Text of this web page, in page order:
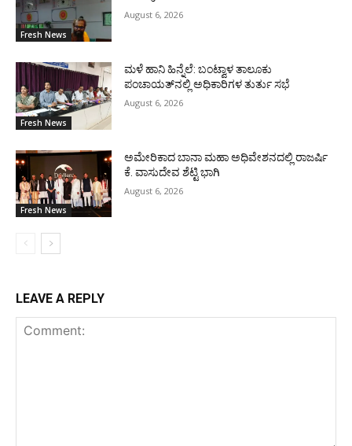
Fresh News
August 6, 2026
Fresh News
ಮಳೆ ಹಾನಿ ಹಿನ್ನೆಲೆ: ಬಂಟ್ವಾಳ ತಾಲೂಕು
ಪಂಚಾಯತ್‌ನಲ್ಲಿ ಅಧಿಕಾರಿಗಳ ತುರ್ತು ಸಭೆ
August 6, 2026
Fresh News
ಅಮೇರಿಕಾದ ಬಾನಾ ಮಹಾ ಅಧಿವೇಶನದಲ್ಲಿ ರಾಜರ್ಷಿ
ಕೆ. ವಾಸುದೇವ ಶೆಟ್ಟಿ ಭಾಗಿ
August 6, 2026
LEAVE A REPLY